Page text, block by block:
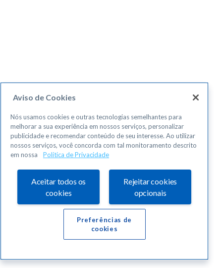
Aviso de Cookies
Nós usamos cookies e outras tecnologias semelhantes para
melhorar a sua experiência em nossos serviços, personalizar
publicidade e recomendar conteúdo de seu interesse. Ao utilizar
nossos serviços, você concorda com tal monitoramento descrito
em nossa
Política de Privacidade
Aceitar todos os
cookies
Rejeitar cookies
opcionais
Preferências de
cookies